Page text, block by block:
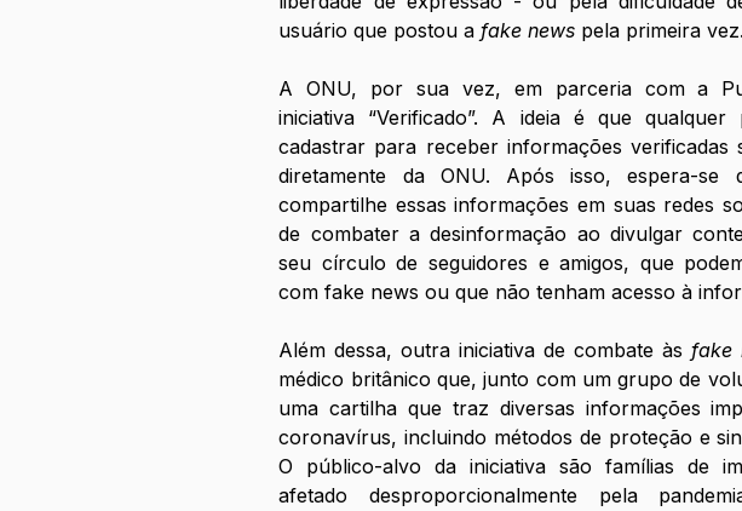
usuário que postou a fake news pela primeira vez.
A ONU, por sua vez, em parceria com a
iniciativa “Verificado”. A ideia é que qualquer
cadastrar para receber informações verificadas
diretamente da ONU. Após isso, espera-se
compartilhe essas informações em suas redes
de combater a desinformação ao divulgar
seu círculo de seguidores e amigos, que
com fake news ou que não tenham acesso à
Além dessa, outra iniciativa de combate às fake
médico britânico que, junto com um grupo de
uma cartilha que traz diversas informações
coronavírus, incluindo métodos de proteção e
O público-alvo da iniciativa são famílias de
afetado desproporcionalmente pela